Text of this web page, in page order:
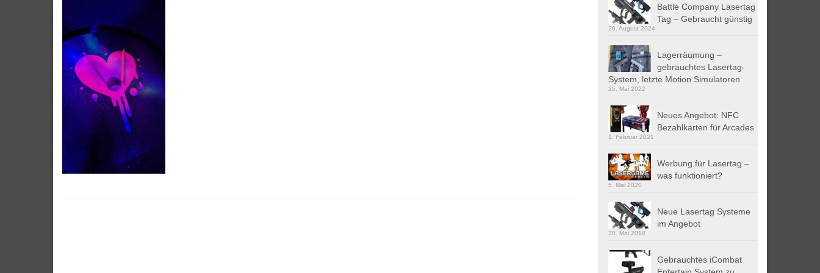
Battle Company Lasertag
Tag – Gebraucht günstig
20. August 2024
Lagerräumung –
gebrauchtes Lasertag-
System, letzte Motion Simulatoren
25. Mai 2022
Neues Angebot: NFC
Bezahlkarten für Arcades
1. Februar 2021
Werbung für Lasertag –
was funktioniert?
5. Mai 2020
Neue Lasertag Systeme
im Angebot
30. Mai 2018
Gebrauchtes iCombat